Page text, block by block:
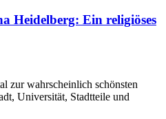
Heidelberg: Ein religiöses
zur wahrscheinlich schönsten
Universität, Stadtteile und